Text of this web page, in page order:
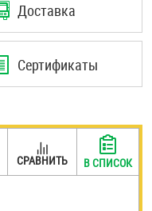
Доставка
Сертификаты
СРАВНИТЬ В СПИСОК